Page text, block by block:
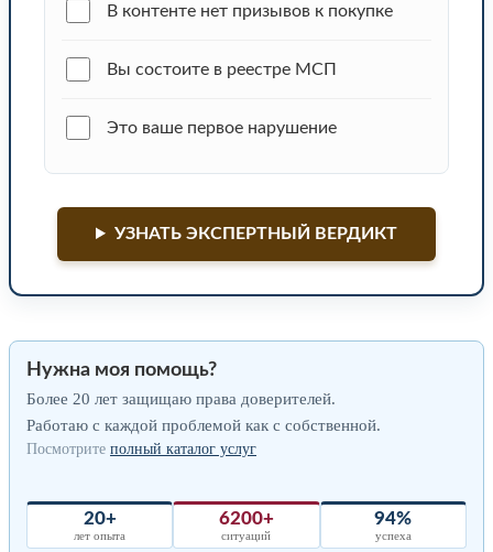
В контенте нет призывов к покупке
Вы состоите в реестре МСП
Это ваше первое нарушение
УЗНАТЬ ЭКСПЕРТНЫЙ ВЕРДИКТ
Нужна моя помощь?
Более 20 лет защищаю права доверителей.
Работаю с каждой проблемой как с собственной.
Посмотрите полный каталог услуг
20+
лет опыта
6200+
ситуаций
94%
успеха